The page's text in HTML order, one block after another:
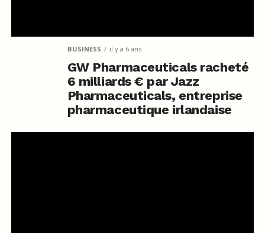
BUSINESS il y a 6 ans
GW Pharmaceuticals racheté
6 milliards € par Jazz
Pharmaceuticals, entreprise
pharmaceutique irlandaise